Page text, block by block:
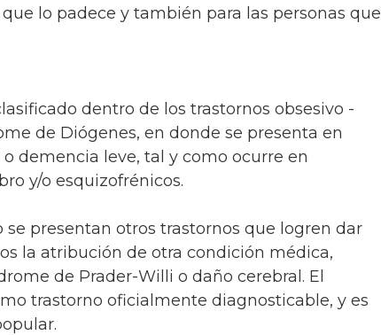
lo padece y también para las personas que
dentro de los trastornos obsesivo -
de Diógenes, en donde se presenta en
demencia leve, tal y como ocurre en
y/o esquizofrénicos.
presentan otros trastornos que logren dar
la atribución de otra condición médica,
de Prader-Willi o daño cerebral. El
trastorno oficialmente diagnosticable, y es